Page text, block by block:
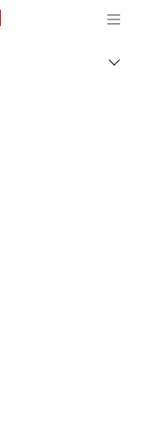
Canon Logo, back to